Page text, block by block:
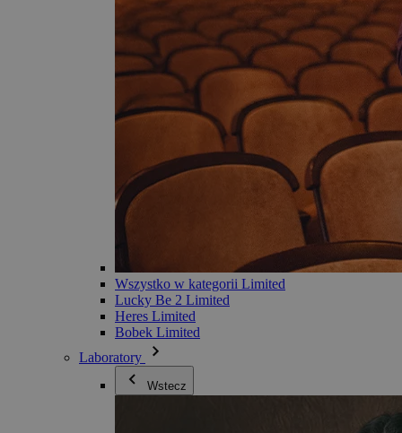
Wszystko w kategorii Limited
Lucky Be 2 Limited
Heres Limited
Bobek Limited
Laboratory
Wstecz